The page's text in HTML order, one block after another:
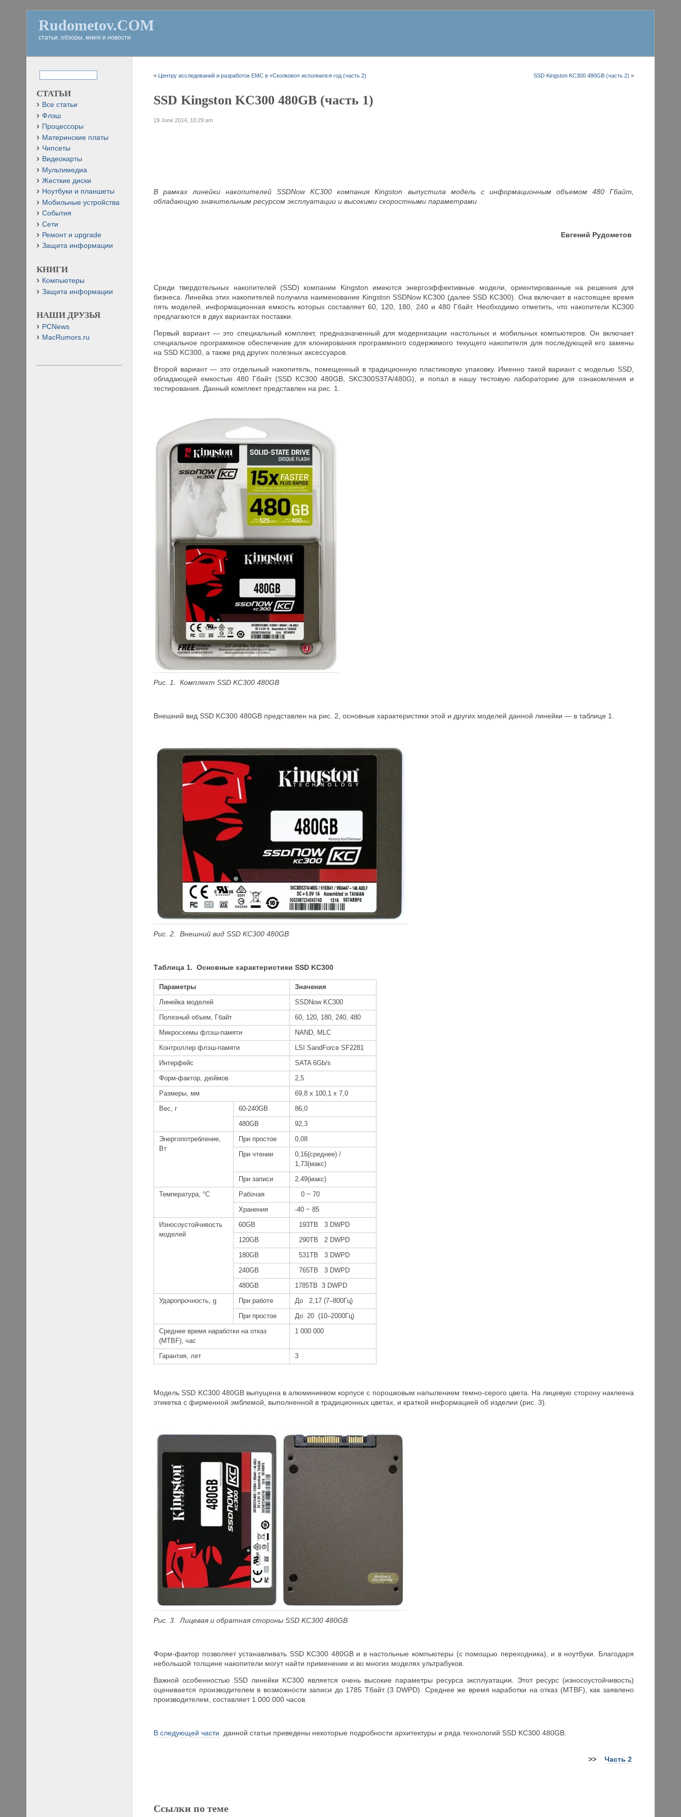
Rudometov.COM
статьи, обзоры, книги и новости
« Центру исследований и разработок EMC в «Сколково» исполнился год (часть 2) SSD Kingston KC300 480GB (часть 2) »
SSD Kingston KC300 480GB (часть 1)
19 June 2014, 10:29 am
В рамках линейки накопителей SSDNow KC300 компания Kingston выпустила модель с информационным объемом 480 Гбайт,
обладающую значительным ресурсом эксплуатации и высокими скоростными параметрами
Евгений Рудометов
Среди твердотельных накопителей (SSD) компании Kingston имеются энергоэффективные модели, ориентированные на решения для
бизнеса. Линейка этих накопителей получила наименование Kingston SSDNow KC300 (далее SSD KC300). Она включает в настоящее время
пять моделей, информационная емкость которых составляет 60, 120, 180, 240 и 480 Гбайт. Необходимо отметить, что накопители KC300
предлагаются в двух вариантах поставки.
Первый вариант — это специальный комплект, предназначенный для модернизации настольных и мобильных компьютеров. Он включает
специальное программное обеспечение для клонирования программного содержимого текущего накопителя для последующей его замены
на SSD KC300, а также ряд других полезных аксессуаров.
Второй вариант — это отдельный накопитель, помещенный в традиционную пластиковую упаковку. Именно такой вариант с моделью SSD,
обладающей емкостью 480 Гбайт (SSD KC300 480GB, SKC300S37A/480G), и попал в нашу тестовую лабораторию для ознакомления и
тестирования. Данный комплект представлен на рис. 1.
Рис. 1. КомплектSSDKC300 480GB
Внешний вид SSD KC300 480GB представлен на рис. 2, основные характеристики этой и других моделей данной линейки — в таблице 1.
Рис. 2. Внешний видSSDKC300 480GB
Таблица 1. Основные характеристики SSD KC300
Параметры Значения
Линейка моделей SSDNow KC300
Полезный объем, Гбайт 60, 120, 180, 240, 480
Микросхемы флэш-памяти NAND, MLC
Контроллер флэш-памяти LSI SandForce SF2281
Интерфейс SATA 6Gb/s
Форм-фактор, дюймов 2,5
Размеры, мм 69,8 x 100,1 x 7,0
Вес, г 60-240GB 86,0
480GB 92,3
Энергопотребление,
Вт
При простое 0,08
При чтении
0,16(среднее) /
1,73(макс)
При записи 2,49(макс)
Температура, °C Рабочая 0 ~ 70
Хранения -40 ~ 85
Износоустойчивость
моделей
60GB 193TB 3 DWPD
120GB 290TB 2 DWPD
180GB 531TB 3 DWPD
240GB 765TB 3 DWPD
480GB 1785TB 3 DWPD
Ударопрочность, g При работе До 2,17 (7–800Гц)
При простое До 20 (10–2000Гц)
Среднее время наработки на отказ
(MTBF), час
1 000 000
Гарантия, лет 3
Модель SSD KC300 480GB выпущена в алюминиевом корпусе с порошковым напылением темно-серого цвета. На лицевую сторону наклеена
этикетка с фирменной эмблемой, выполненной в традиционных цветах, и краткой информацией об изделии (рис. 3).
Рис. 3. Лицевая и обратная стороныSSDKC300 480GB
Форм-фактор позволяет устанавливать SSD KC300 480GB и в настольные компьютеры (с помощью переходника), и в ноутбуки. Благодаря
небольшой толщине накопители могут найти применение и во многих моделях ультрабуков.
Важной особенностью SSD линейки KC300 является очень высокие параметры ресурса эксплуатации. Этот ресурс (износоустойчивость)
оценивается производителем в возможности записи до 1785 Тбайт (3 DWPD). Среднее же время наработки на отказ (MTBF), как заявлено
производителем, составляет 1 000 000 часов.
В следующей части данной статьи приведены некоторые подробности архитектуры и ряда технологий SSD KC300 480GB.
>> Часть 2
Ссылки по теме
СТАТЬИ
Все статьи
Флэш
Процессоры
Материнские платы
Чипсеты
Видеокарты
Мультимедиа
Жесткие диски
Ноутбуки и планшеты
Мобильные устройства
События
Сети
Ремонт и upgrade
Защита информации
КНИГИ
Компьютеры
Защита информации
НАШИ ДРУЗЬЯ
PCNews
MacRumors.ru